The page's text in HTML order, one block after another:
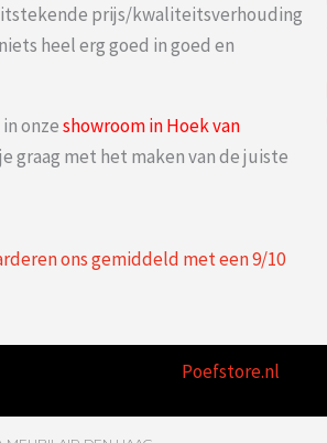
prijs/kwaliteitsverhouding
heel erg goed in goed en
onzeshowroom in Hoek van
graag met het maken van de juiste
ons gemiddeld met een9/10
Poefstore.nl